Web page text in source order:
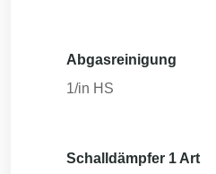
Abgasreinigung
1/in HS
Schalldämpfer 1 Art